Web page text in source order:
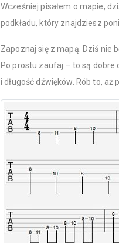
Wcześniej pisałem o mapie,
podkładu, który znajdziesz
Zapoznaj się z mapą. Dziś nie
Po prostu zaufaj – to są dobre
i długość dźwięków. Rób to,